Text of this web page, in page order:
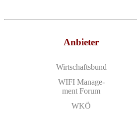
Anbieter
Wirtschafts­bund
WIFI Manage­
ment Forum
WKÖ